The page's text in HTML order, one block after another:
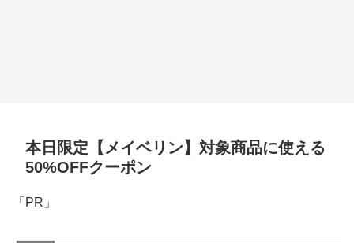
本日限定【メイベリン】対象商品に使える
50%OFFクーポン
「PR」